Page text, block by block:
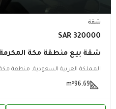
شقة
320000 SAR
شقة بيع منطقة مكة المكرمة
96.69
m²